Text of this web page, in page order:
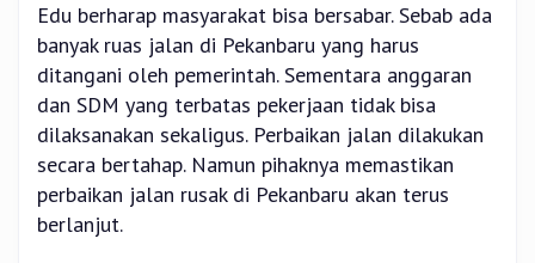
Edu berharap masyarakat bisa bersabar. Sebab ada
banyak ruas jalan di Pekanbaru yang harus
ditangani oleh pemerintah. Sementara anggaran
dan SDM yang terbatas pekerjaan tidak bisa
dilaksanakan sekaligus. Perbaikan jalan dilakukan
secara bertahap. Namun pihaknya memastikan
perbaikan jalan rusak di Pekanbaru akan terus
berlanjut.